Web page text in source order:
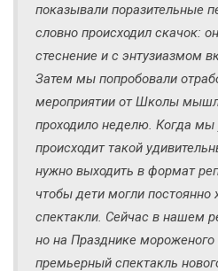
показывали поразительные
словно происходил скачок:
стеснение и с энтузиазмом
Затем мы попробовали
мероприятии от Школы
проходило неделю. Когда мы
происходит такой
нужно выходить в формат
чтобы дети могли постоянно
спектакли. Сейчас в нашем
но на Празднике
премьерный спектакль